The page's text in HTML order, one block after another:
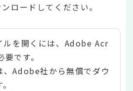
ロードしてください。
ルを開くには、Adobe Acr
です。
、Adobe社から無償でダウ